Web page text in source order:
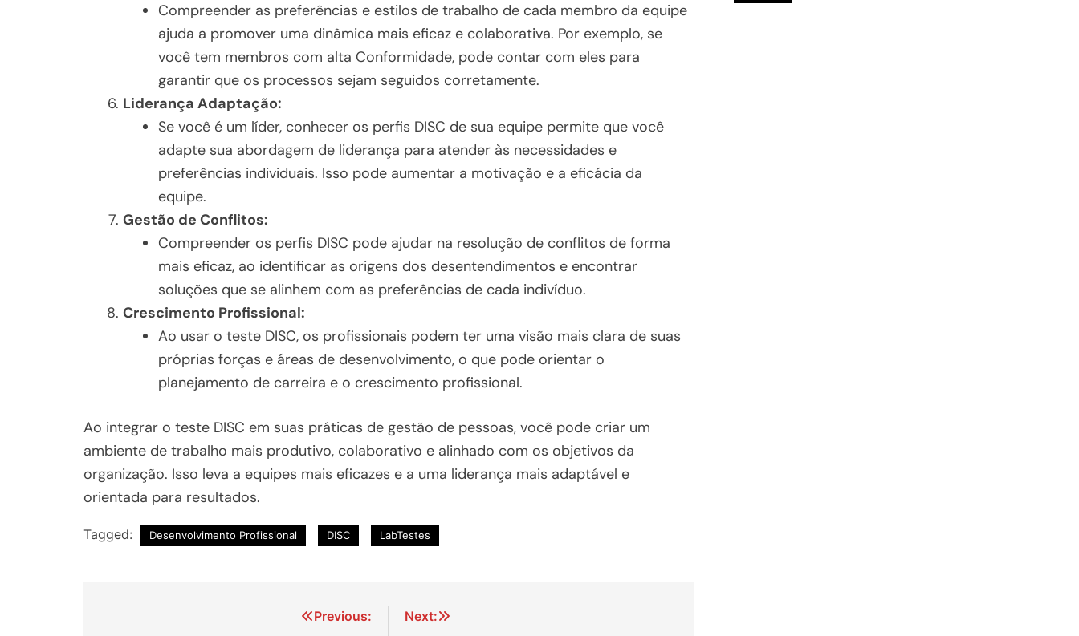
Compreender as preferências e estilos de trabalho de cada membro da equipe
ajuda a promover uma dinâmica mais eficaz e colaborativa. Por exemplo, se
você tem membros com alta Conformidade, pode contar com eles para
garantir que os processos sejam seguidos corretamente.
Liderança Adaptação:
Se você é um líder, conhecer os perfis DISC de sua equipe permite que você
adapte sua abordagem de liderança para atender às necessidades e
preferências individuais. Isso pode aumentar a motivação e a eficácia da
equipe.
Gestão de Conflitos:
Compreender os perfis DISC pode ajudar na resolução de conflitos de forma
mais eficaz, ao identificar as origens dos desentendimentos e encontrar
soluções que se alinhem com as preferências de cada indivíduo.
Crescimento Profissional:
Ao usar o teste DISC, os profissionais podem ter uma visão mais clara de suas
próprias forças e áreas de desenvolvimento, o que pode orientar o
planejamento de carreira e o crescimento profissional.
Ao integrar o teste DISC em suas práticas de gestão de pessoas, você pode criar um
ambiente de trabalho mais produtivo, colaborativo e alinhado com os objetivos da
organização. Isso leva a equipes mais eficazes e a uma liderança mais adaptável e
orientada para resultados.
Tagged: Desenvolvimento Profissional DISC LabTestes
Previous:
Next: